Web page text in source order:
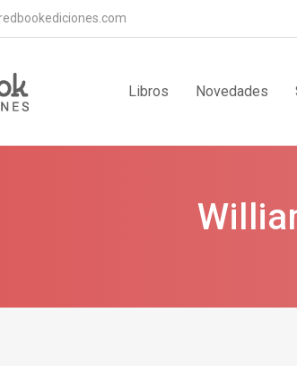
Libros Novedades